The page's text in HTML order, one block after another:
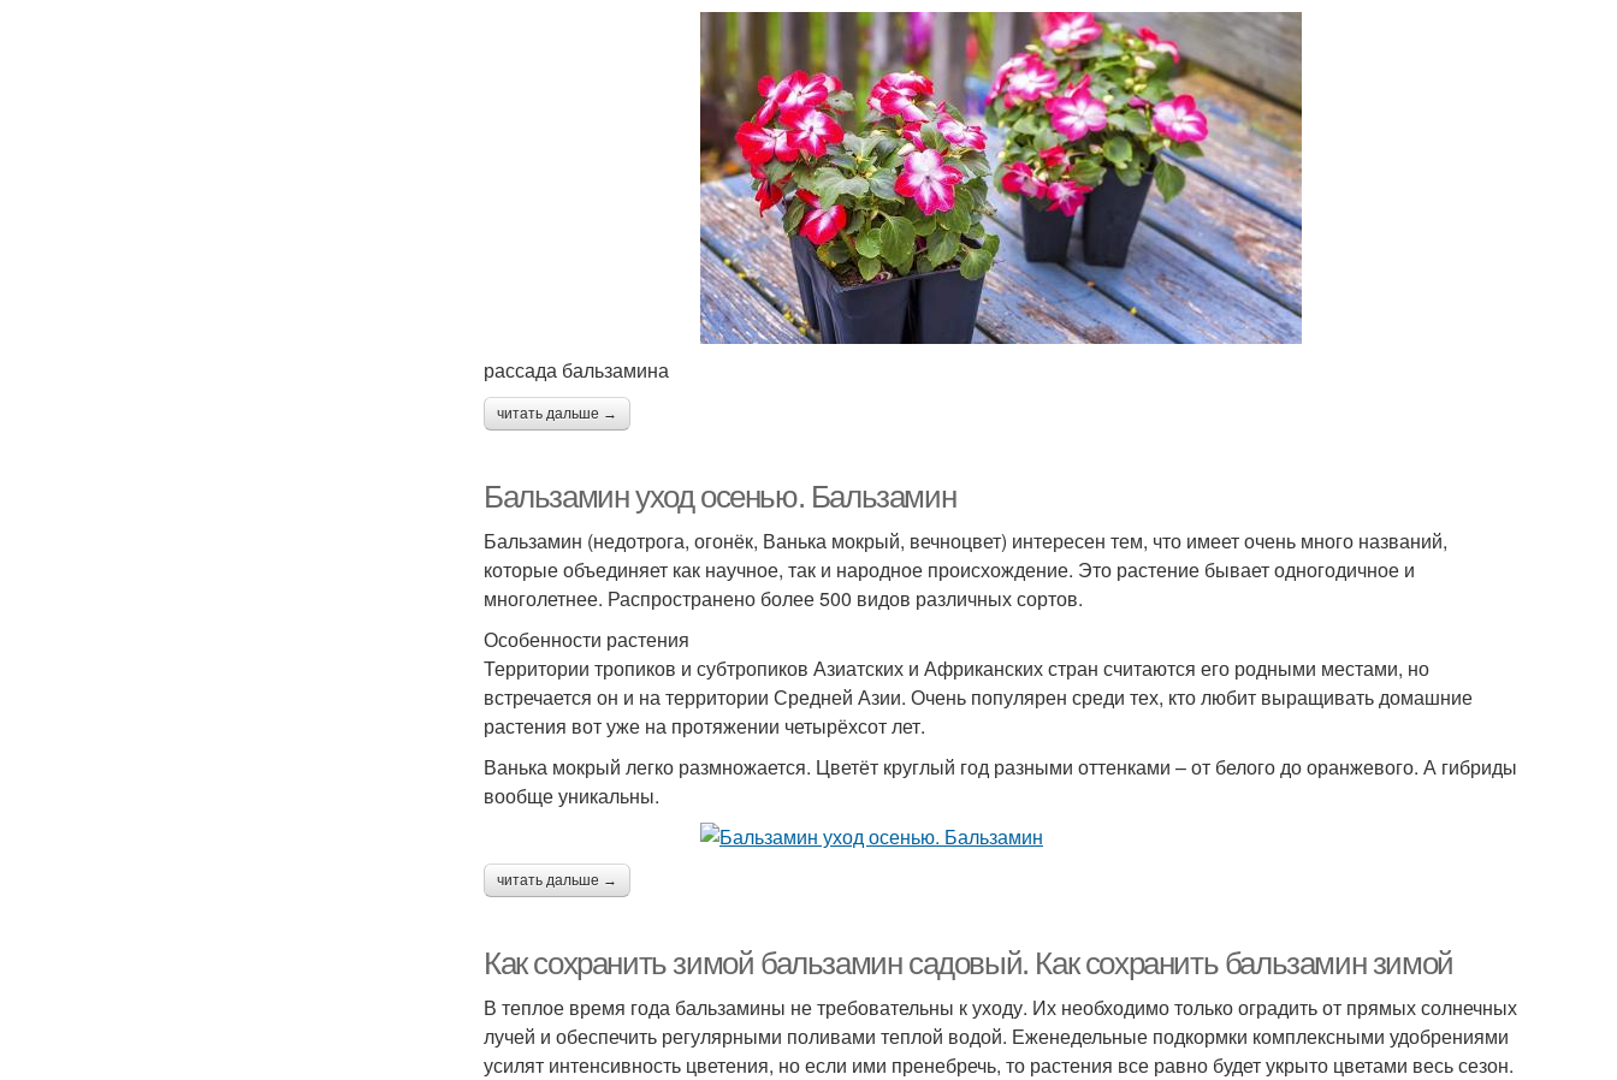
рассада бальзамина
читать дальше →
Бальзамин уход осенью. Бальзамин
Бальзамин (недотрога, огонёк, Ванька мокрый, вечноцвет) интересен тем, что имеет очень много названий,
которые объединяет как научное, так и народное происхождение. Это растение бывает одногодичное и
многолетнее. Распространено более 500 видов различных сортов.
Особенности растения
Территории тропиков и субтропиков Азиатских и Африканских стран считаются его родными местами, но
встречается он и на территории Средней Азии. Очень популярен среди тех, кто любит выращивать домашние
растения вот уже на протяжении четырёхсот лет.
Ванька мокрый легко размножается. Цветёт круглый год разными оттенками – от белого до оранжевого. А гибриды
вообще уникальны.
читать дальше →
Как сохранить зимой бальзамин садовый. Как сохранить бальзамин зимой
В теплое время года бальзамины не требовательны к уходу. Их необходимо только оградить от прямых солнечных
лучей и обеспечить регулярными поливами теплой водой. Еженедельные подкормки комплексными удобрениями
усилят интенсивность цветения, но если ими пренебречь, то растения все равно будет укрыто цветами весь сезон.